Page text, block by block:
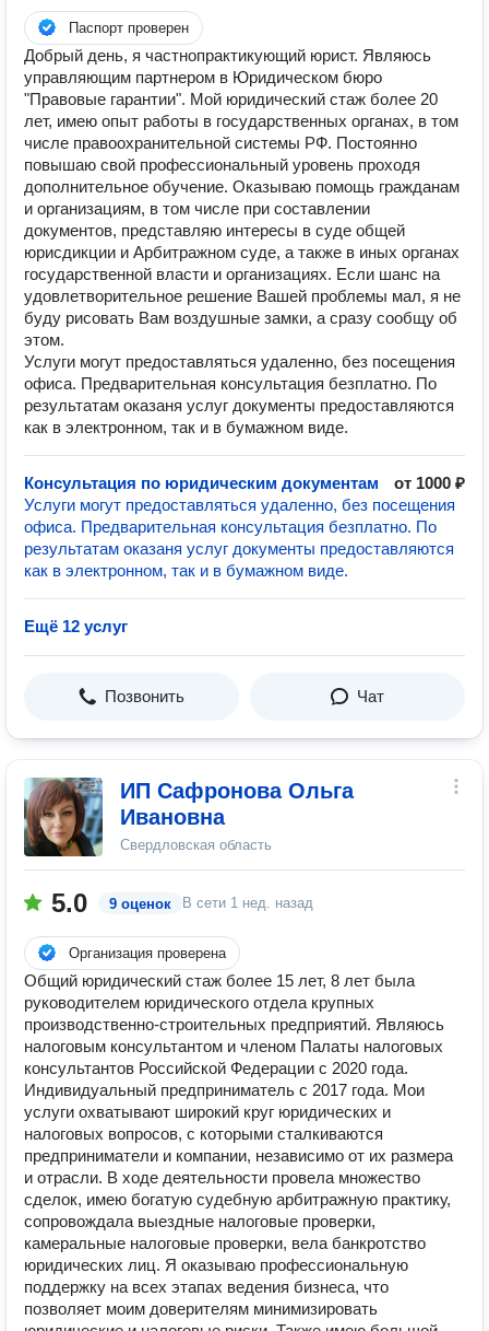
Паспорт проверен
Добрый день, я частнопрактикующий юрист. Являюсь
управляющим партнером в Юридическом бюро
"Правовые гарантии". Мой юридический стаж более 20
лет, имею опыт работы в государственных органах, в том
числе правоохранительной системы РФ. Постоянно
повышаю свой профессиональный уровень проходя
дополнительное обучение. Оказываю помощь гражданам
и организациям, в том числе при составлении
документов, представляю интересы в суде общей
юрисдикции и Арбитражном суде, а также в иных органах
государственной власти и организациях. Если шанс на
удовлетворительное решение Вашей проблемы мал, я не
буду рисовать Вам воздушные замки, а сразу сообщу об
этом.
Услуги могут предоставляться удаленно, без посещения
офиса. Предварительная консультация безплатно. По
результатам оказаня услуг документы предоставляются
как в электронном, так и в бумажном виде.
Консультация по юридическим документам
от 1000 ₽
Услуги могут предоставляться удаленно, без посещения
офиса. Предварительная консультация безплатно. По
результатам оказаня услуг документы предоставляются
как в электронном, так и в бумажном виде.
Ещё 12 услуг
Позвонить Чат
ИП Сафронова Ольга
Ивановна
Свердловская область
5.0 9 оценок В сети 1 нед. назад
Организация проверена
Общий юридический стаж более 15 лет, 8 лет была
руководителем юридического отдела крупных
производственно-строительных предприятий. Являюсь
налоговым консультантом и членом Палаты налоговых
консультантов Российской Федерации с 2020 года.
Индивидуальный предприниматель с 2017 года. Мои
услуги охватывают широкий круг юридических и
налоговых вопросов, с которыми сталкиваются
предприниматели и компании, независимо от их размера
и отрасли. В ходе деятельности провела множество
сделок, имею богатую судебную арбитражную практику,
сопровождала выездные налоговые проверки,
камеральные налоговые проверки, вела банкротство
юридических лиц. Я оказываю профессиональную
поддержку на всех этапах ведения бизнеса, что
позволяет моим доверителям минимизировать